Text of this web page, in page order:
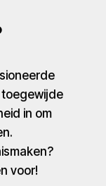
in om
voor!